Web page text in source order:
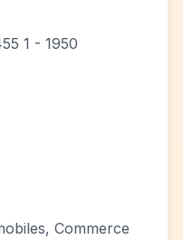
1 - 1950
Commerce